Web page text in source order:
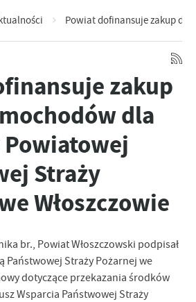
Powiat dofinansuje zakup
zakup
dla
Straży
Włoszczowie
br., Powiat Włoszczowski podpisał
Państwowej Straży Pożarnej we
dotyczące przekazania środków
Wsparcia Państwowej Straży